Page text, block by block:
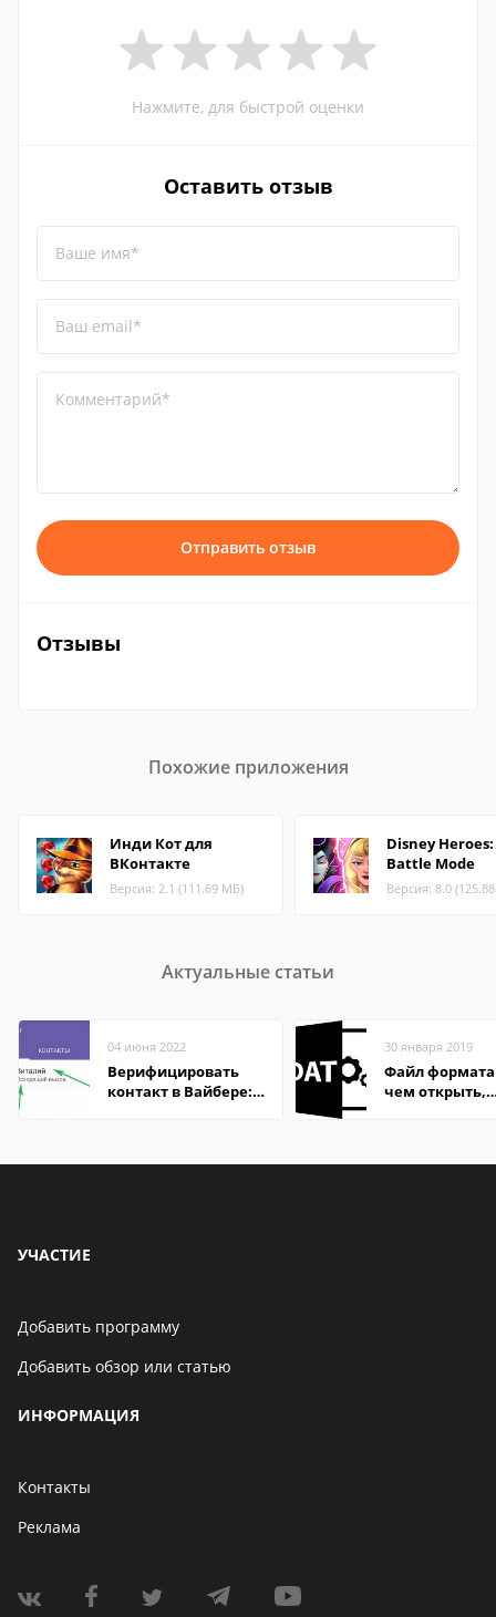
Нажмите, для быстрой оценки
Оставить отзыв
Ваше имя*
Ваш email*
Комментарий*
Отправить отзыв
Отзывы
Похожие приложения
Инди Кот для
ВКонтакте
Версия: 2.1 (111.69 МБ)
Disney Heroes:
Battle Mode
Версия: 8.0
Актуальные статьи
04 июня 2022
Верифицировать
контакт в Вайбере:
30 января 2019
Файл формата
чем открыть,
УЧАСТИЕ
Добавить программу
Добавить обзор или статью
ИНФОРМАЦИЯ
Контакты
Реклама